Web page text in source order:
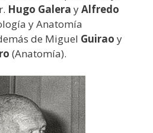
Hugo Galera yAlfredo
y Anatomía
de Miguel Guirao y
(Anatomía).